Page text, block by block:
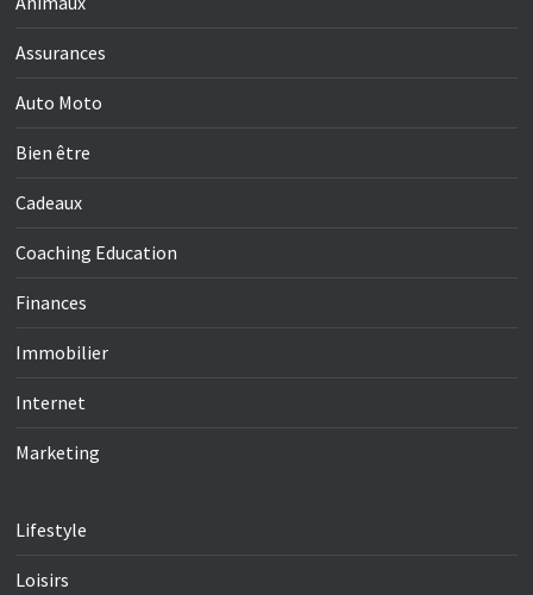
Assurances
Auto Moto
Bien être
Cadeaux
Coaching Education
Finances
Immobilier
Internet
Marketing
Lifestyle
Loisirs